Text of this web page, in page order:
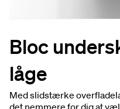
Bloc
låge
Med slidstærke